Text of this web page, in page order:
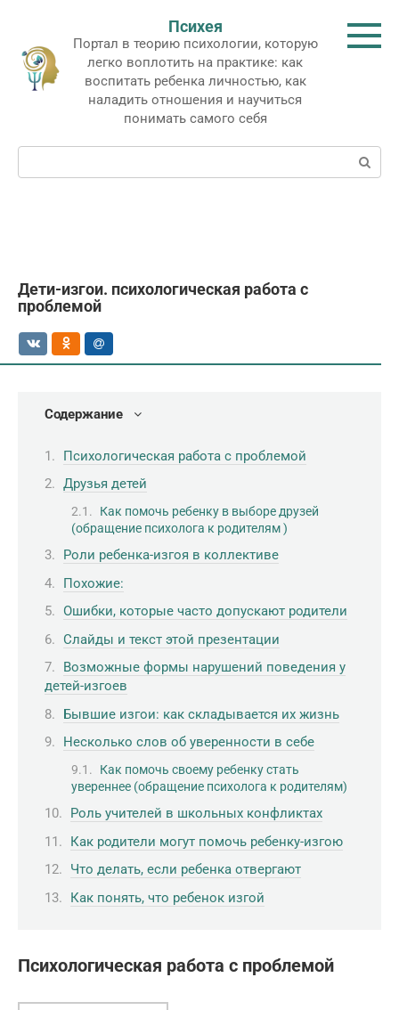
контенту
Психея
Портал в теорию психологии, которую
легко воплотить на практике: как
воспитать ребенка личностью, как
наладить отношения и научиться
понимать самого себя
Поиск:
Дети-изгои. психологическая работа с
проблемой
Содержание
Психологическая работа с проблемой
Друзья детей
Как помочь ребенку в выборе друзей
(обращение психолога к родителям )
Роли ребенка-изгоя в коллективе
Похожие:
Ошибки, которые часто допускают родители
Слайды и текст этой презентации
Возможные формы нарушений поведения у
детей-изгоев
Бывшие изгои: как складывается их жизнь
Несколько слов об уверенности в себе
Как помочь своему ребенку стать
увереннее (обращение психолога к родителям)
Роль учителей в школьных конфликтах
Как родители могут помочь ребенку-изгою
Что делать, если ребенка отвергают
Как понять, что ребенок изгой
Психологическая работа с проблемой